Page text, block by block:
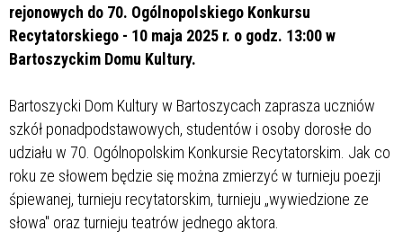
rejonowych do 70. Ogólnopolskiego Konkursu
Recytatorskiego - 10 maja 2025 r. o godz. 13:00 w
Bartoszyckim Domu Kultury.
Bartoszycki Dom Kultury w Bartoszycach zaprasza uczniów
szkół ponadpodstawowych, studentów i osoby dorosłe do
udziału w 70. Ogólnopolskim Konkursie Recytatorskim. Jak co
roku ze słowem będzie się można zmierzyć w turnieju poezji
śpiewanej, turnieju recytatorskim, turnieju „wywiedzione ze
słowa" oraz turnieju teatrów jednego aktora.